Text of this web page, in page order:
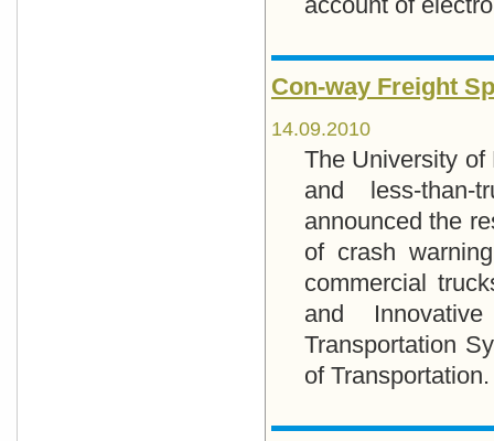
Con-way Freight
14.09.2010
The University of
and less-than-
announced the
of crash
commercial
and
Transportation
of Transportation.